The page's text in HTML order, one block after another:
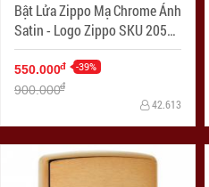
Bật Lửa Zippo Mạ Chrome Ánh
Satin - Logo Zippo SKU 205ZL
– Zippo Satin Chrome Zippo
Logo
550.000đ -39%
900.000đ
42.613